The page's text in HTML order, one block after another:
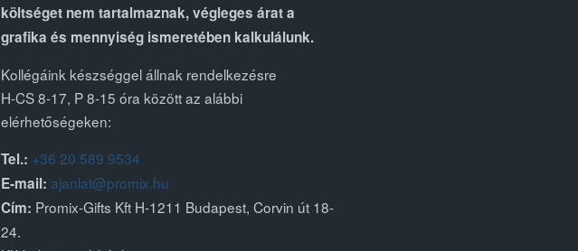
költséget nem tartalmaznak, végleges árat a
grafika és mennyiség ismeretében kalkulálunk.
Kollégáink készséggel állnak rendelkezésre
H-CS 8-17, P 8-15 óra között az alábbi
elérhetőségeken:
Tel.: +36 20 589 9534
E-mail: ajanlat@promix.hu
Cím: Promix-Gifts Kft H-1211 Budapest, Corvin út 18-
24.